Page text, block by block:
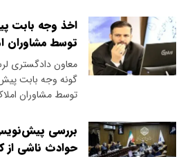
اخذ وجه بابت
توسط مشاوران
​معاون دادگستری
گونه وجه بابت
توسط مشاوران
بررسی
حوادث ناشی از